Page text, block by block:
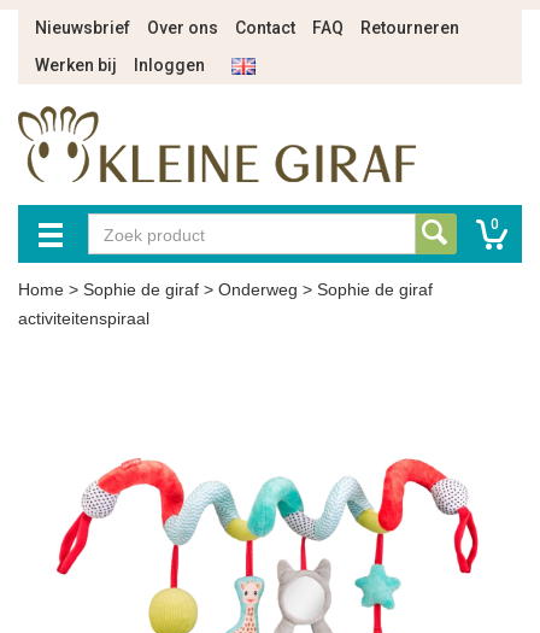
Nieuwsbrief Over ons Contact FAQ
Retourneren
Werken bij
Inloggen
0
Home > Sophie de giraf > Onderweg > Sophie de giraf
activiteitenspiraal